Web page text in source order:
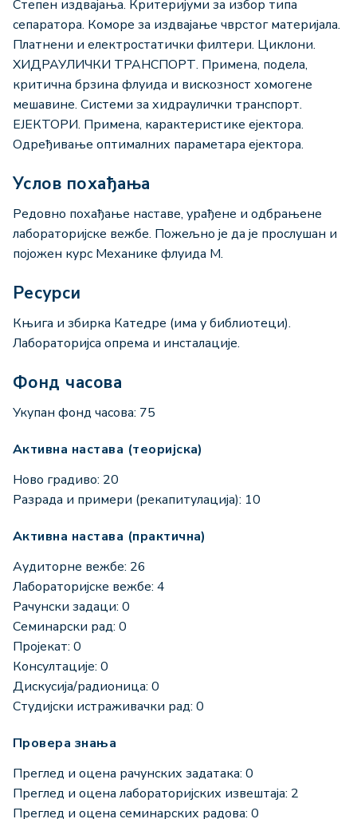
Степен издвајања. Критеријуми за избор типа
сепаратора. Коморе за издвајање чврстог материјала.
Платнени и електростатички филтери. Циклони.
ХИДРАУЛИЧКИ ТРАНСПОРТ. Примена, подела,
критична брзина флуида и вискозност хомогене
мешавине. Системи за хидраулички транспорт.
ЕЈЕКТОРИ. Примена, карактеристике ејектора.
Одређивање оптималних параметара ејектора.
Услов похађања
Редовно похађање наставе, урађене и одбрањене
лабораторијске вежбе. Пожељно је да је прослушан и
појожен курс Механике флуида М.
Ресурси
Књига и збирка Катедре (има у библиотеци).
Лабораторијса опрема и инсталације.
Фонд часова
Укупан фонд часова: 75
Активна настава (теоријска)
Ново градиво: 20
Разрада и примери (рекапитулација): 10
Активна настава (практична)
Аудиторне вежбе: 26
Лабораторијске вежбе: 4
Рачунски задаци: 0
Семинарски рад: 0
Пројекат: 0
Консултације: 0
Дискусија/радионица: 0
Студијски истраживачки рад: 0
Провера знања
Преглед и оцена рачунских задатака: 0
Преглед и оцена лабораторијских извештаја: 2
Преглед и оцена семинарских радова: 0